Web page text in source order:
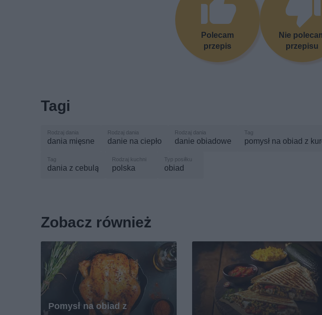
Polecam
przepis
Nie
przepisu
Tagi
dania mięsne danie na ciepło danie obiadowe pomysł na obiad z
dania z cebulą polska obiad
Zobacz również
Pomysł na obiad z